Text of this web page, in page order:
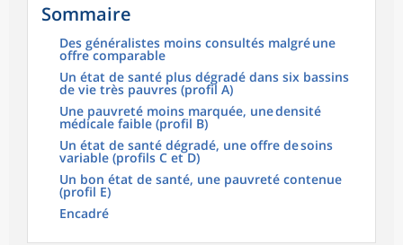
Sommaire
Des généralistes moins consultés malgré une
offre comparable
Un état de santé plus dégradé dans six bassins
de vie très pauvres (profil A)
Une pauvreté moins marquée, une densité
médicale faible (profil B)
Un état de santé dégradé, une offre de soins
variable (profils C et D)
Un bon état de santé, une pauvreté contenue
(profil E)
Encadré